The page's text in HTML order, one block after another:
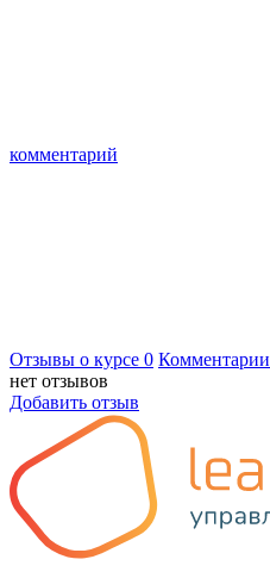
комментарий
Отзывы о курсе 0 Комментарии
нет отзывов
Добавить отзыв